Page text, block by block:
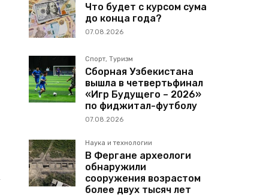
Что будет с курсом сума
до конца года?
07.08.2026
Спорт, Туризм
Сборная Узбекистана
вышла в четвертьфинал
«Игр Будущего – 2026»
по фиджитал-футболу
07.08.2026
Наука и технологии
В Фергане археологи
обнаружили
сооружения возрастом
более двух тысяч лет